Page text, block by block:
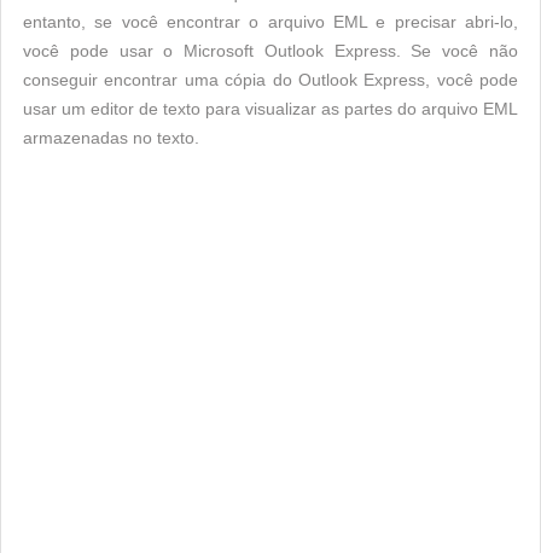
entanto, se você encontrar o arquivo EML e precisar abri-lo,
você pode usar o Microsoft Outlook Express. Se você não
conseguir encontrar uma cópia do Outlook Express, você pode
usar um editor de texto para visualizar as partes do arquivo EML
armazenadas no texto.